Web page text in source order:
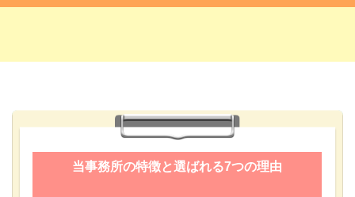
当事務所の特徴と選ばれる7つの理由